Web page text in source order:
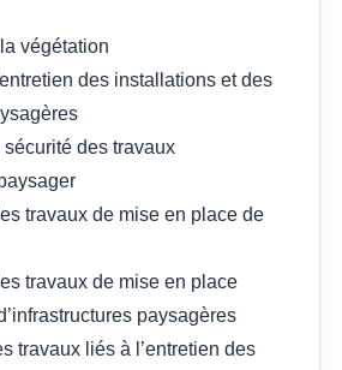
végétation
des installations et des
des travaux
travaux de mise en place de
travaux de mise en place
paysagères
travaux liés à l’entretien des